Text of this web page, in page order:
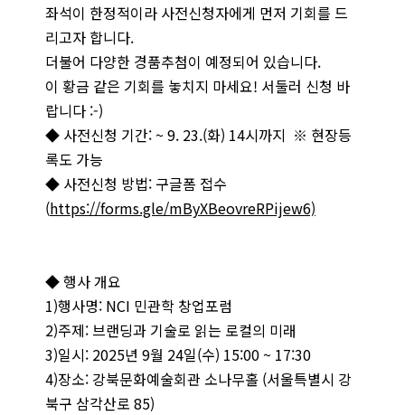
좌석이 한정적이라 사전신청자에게 먼저 기회를 드
리고자 합니다.
더불어 다양한 경품추첨이 예정되어 있습니다.
이 황금 같은 기회를 놓치지 마세요! 서둘러 신청 바
랍니다 :-)
◆ 사전신청 기간: ~ 9. 23.(화) 14시까지 ※ 현장등
록도 가능
◆ 사전신청 방법: 구글폼 접수
(https://forms.gle/mByXBeovreRPijew6)
◆ 행사 개요
1)행사명: NCI 민관학 창업포럼
2)주제: 브랜딩과 기술로 읽는 로컬의 미래
3)일시: 2025년 9월 24일(수) 15:00 ~ 17:30
4)장소: 강북문화예술회관 소나무홀 (서울특별시 강
북구 삼각산로 85)